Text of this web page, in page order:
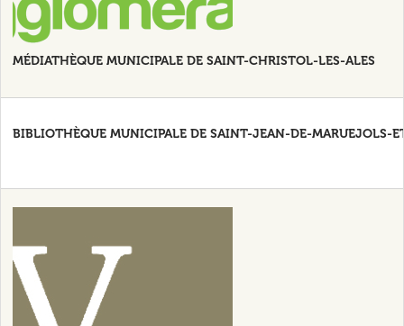
MÉDIATHÈQUE MUNICIPALE DE SAINT-CHRISTOL-LES-ALES
BIBLIOTHÈQUE MUNICIPALE DE SAINT-JEAN-DE-MARUEJOLS-